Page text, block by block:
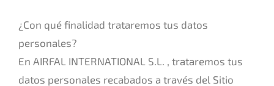
¿Con qué finalidad trataremos tus datos
personales?
En AIRFAL INTERNATIONAL S.L. , trataremos tus
datos personales recabados a través del Sitio